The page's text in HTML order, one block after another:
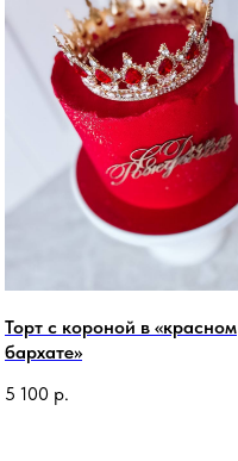
Торт с короной в «красном
бархате»
5 100 р.